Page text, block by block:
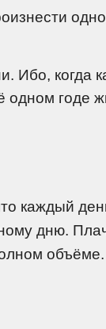
Ибо, когда
одном годе
каждый
дню.
объёме.